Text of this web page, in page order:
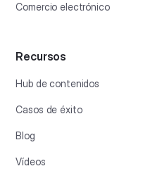
Comercio electrónico
Recursos
Hub de contenidos
Casos de éxito
Blog
Vídeos